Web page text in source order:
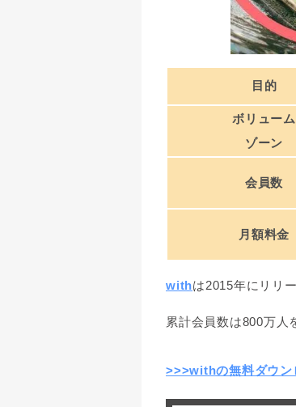
目的
ボリューム
ゾーン
会員数
月額料金
withは2015年にリリ
累計会員数は800万人
>>>withの無料ダウン